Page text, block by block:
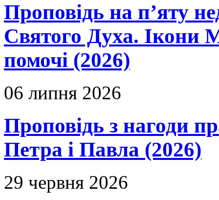
Проповідь на п’яту
Святого Духа. Ікони
помочі (2026)
06 липня 2026
Проповідь з нагоди
Петра і Павла (2026)
29 червня 2026